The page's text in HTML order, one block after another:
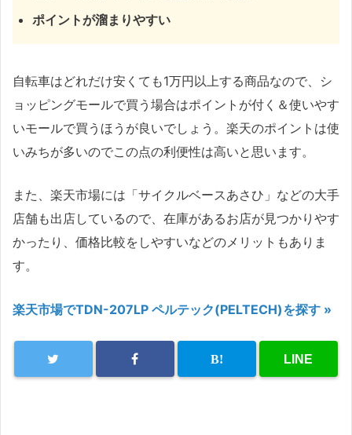
ポイントが溜まりやすい
自転車はどれだけ安くても1万円以上する商品なので、シ
ョッピングモールで買う場合はポイントが付く＆使いやす
いモールで買うほうが良いでしょう。楽天のポイントは使
いみちが多いのでこの点の利便性は高いと思います。
また、楽天市場には「サイクルベースあさひ」などの大手
店舗も出店しているので、在庫があるお店が見つかりやす
かったり、価格比較をしやすいなどのメリットもありま
す。
楽天市場でTDN-207LP ペルテック(PELTECH)を探す »